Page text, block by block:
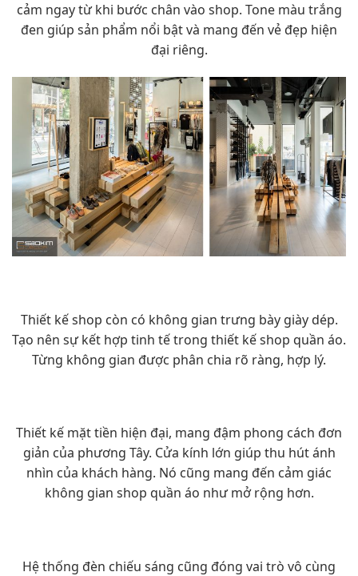
cảm ngay từ khi bước chân vào shop. Tone màu trắng
đen giúp sản phẩm nổi bật và mang đến vẻ đẹp hiện
đại riêng.
Thiết kế shop còn có không gian trưng bày giày dép.
Tạo nên sự kết hợp tinh tế trong thiết kế shop quần áo.
Từng không gian được phân chia rõ ràng, hợp lý.
Thiết kế mặt tiền hiện đại, mang đậm phong cách đơn
giản của phương Tây. Cửa kính lớn giúp thu hút ánh
nhìn của khách hàng. Nó cũng mang đến cảm giác
không gian shop quần áo như mở rộng hơn.
Hệ thống đèn chiếu sáng cũng đóng vai trò vô cùng